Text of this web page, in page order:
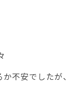
不安でしたが